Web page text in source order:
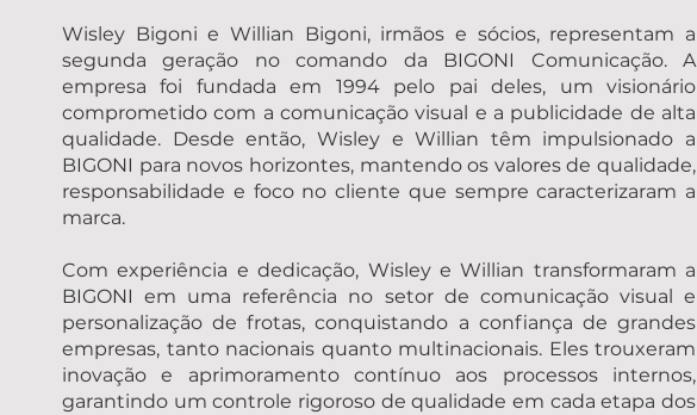
Wisley Bigoni e Willian Bigoni, irmãos e sócios, representam a
segunda geração no comando da BIGONI Comunicação. A
empresa foi fundada em 1994 pelo pai deles, um visionário
comprometido com a comunicação visual e a publicidade de alta
qualidade. Desde então, Wisley e Willian têm impulsionado a
BIGONI para novos horizontes, mantendo os valores de qualidade,
responsabilidade e foco no cliente que sempre caracterizaram a
marca.
Com experiência e dedicação, Wisley e Willian transformaram a
BIGONI em uma referência no setor de comunicação visual e
personalização de frotas, conquistando a confiança de grandes
empresas, tanto nacionais quanto multinacionais. Eles trouxeram
inovação e aprimoramento contínuo aos processos internos,
garantindo um controle rigoroso de qualidade em cada etapa dos